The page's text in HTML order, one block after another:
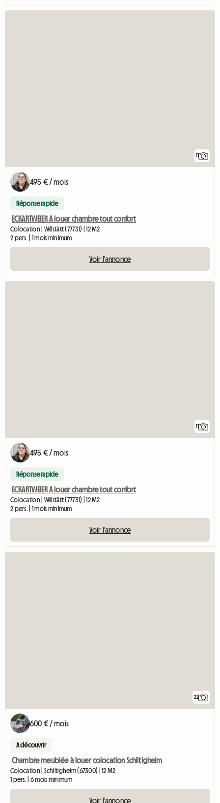
11
495 € / mois
Réponse rapide
ECKARTWEIER A louer chambre tout confort
Colocation | Willstätt (77731) | 12 M2
2 pers. | 1 mois minimum
Voir l'annonce
11
495 € / mois
Réponse rapide
ECKARTWEIER A louer chambre tout confort
Colocation | Willstätt (77731) | 12 M2
2 pers. | 1 mois minimum
Voir l'annonce
22
600 € / mois
A découvrir
Chambre meublée à louer colocation Schiltigheim
Colocation | Schiltigheim (67300) | 12 M2
1 pers. | 6 mois minimum
Voir l'annonce